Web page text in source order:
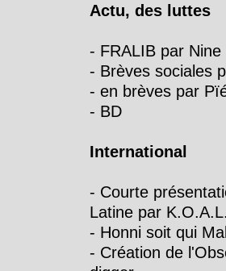
Actu, des luttes
- FRALIB par Nine
- Brèves sociales
- en brèves par
- BD
International
- Courte
Latine par
- Honni soit qui
- Création de